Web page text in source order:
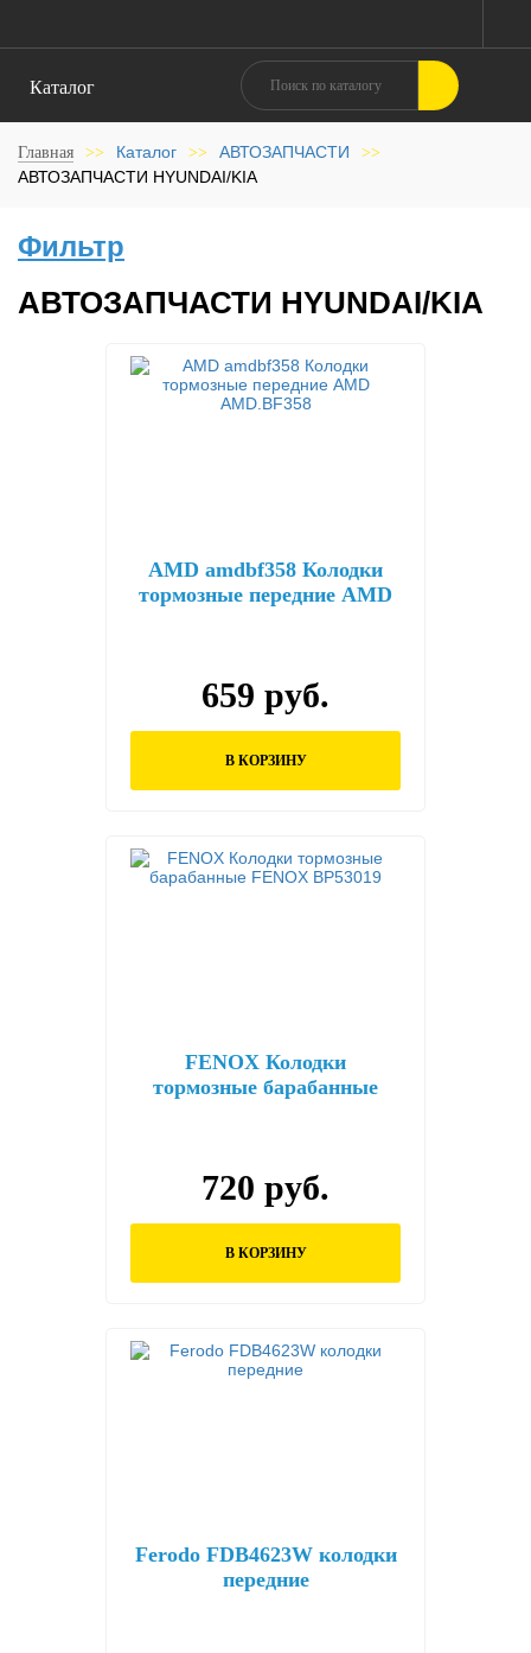
Каталог
Главная >> Каталог >> АВТОЗАПЧАСТИ >>
АВТОЗАПЧАСТИ HYUNDAI/KIA
Фильтр
АВТОЗАПЧАСТИ HYUNDAI/KIA
AMD amdbf358 Колодки
тормозные передние AMD
659 руб.
В КОРЗИНУ
FENOX Колодки
тормозные барабанные
720 руб.
В КОРЗИНУ
Ferodo FDB4623W колодки
передние